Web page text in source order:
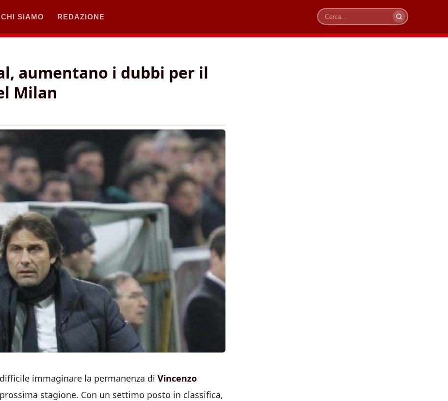
CHI SIAMO REDAZIONE
Cerca
aumentano i dubbi per il
Milan
immaginare la permanenza di Vincenzo
stagione. Con un settimo posto in classifica,